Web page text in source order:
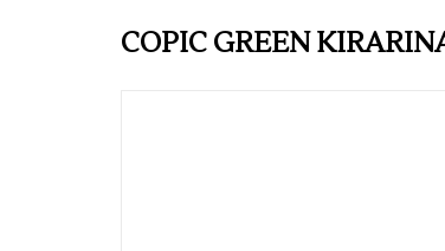
COPIC GREEN